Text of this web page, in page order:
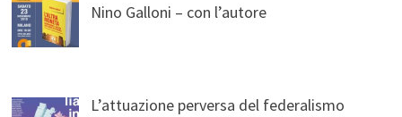
Nino Galloni – con l’autore
L’attuazione perversa del federalismo